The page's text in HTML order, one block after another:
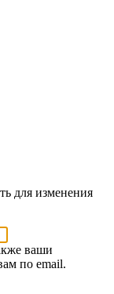
для изменения
ваши
по email.